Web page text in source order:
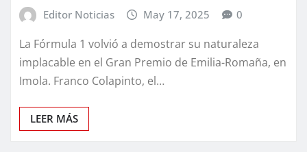
Editor Noticias May 17, 2025 0
La Fórmula 1 volvió a demostrar su naturaleza
implacable en el Gran Premio de Emilia-Romaña, en
Imola. Franco Colapinto, el…
LEER MÁS